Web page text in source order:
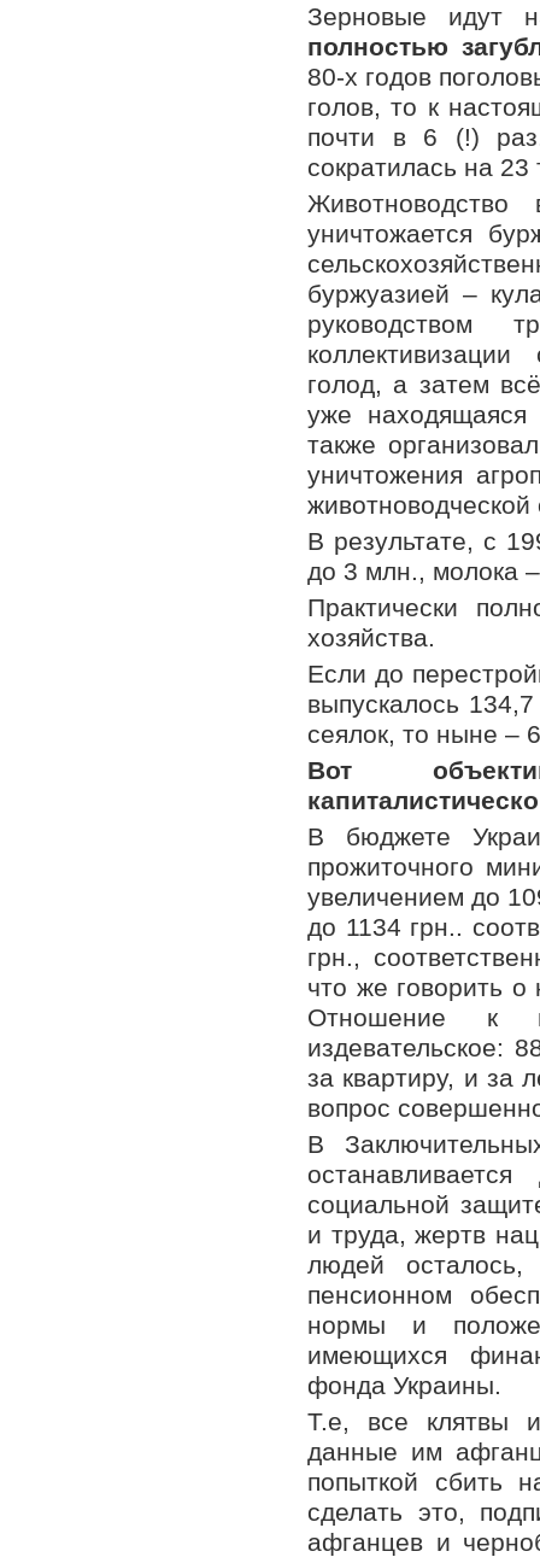
Зерновые идут
полностью
80-х годов
голов, то к
почти в 6 (!)
сократилась на
Животноводство
уничтожается
буржуазией –
руководством
голод, а затем
уже находящаяся
также
уничтожения
животноводческой
В результате, с
до 3 млн., молока
Практически
хозяйства.
Если до
выпускалось
сеялок, то ныне –
Вот
В бюджете
прожиточного
увеличением до
до 1134 грн..
грн.,
что же говорить
Отношение к
издевательское:
за квартиру, и за
вопрос
В
социальной
и труда, жертв
людей
пенсионном
нормы и
имеющихся
фонда Украины.
Т.е, все клятвы
данные им
попыткой сбить
сделать это,
афганцев и